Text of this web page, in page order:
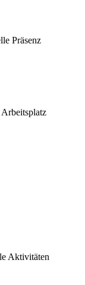
Präsenz
Aktivitäten